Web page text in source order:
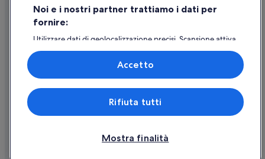
Utilizzare un coupon Expedia
Documenti per i viaggi internazionali
© 2026 Expedia, Inc., una società di Expedia Group. Tutti i diritti riservati.
Expedia e il logo di Expedia sono marchi registrati o marchi di Expedia,
Noi e i nostri partner trattiamo i dati per
fornire:
Utilizzare dati di geolocalizzazione precisi. Scansione attiva
delle caratteristiche del dispositivo ai fini
dell’identificazione. Archiviare informazioni su dispositivo
e/o accedervi. Pubblicità e contenuti personalizzati,
misurazione delle prestazioni dei contenuti e degli
annunci, ricerche sul pubblico, sviluppo di servizi.
Elenco dei partner (fornitori)
Mostra finalità
Rifiuta tutti
Accetto